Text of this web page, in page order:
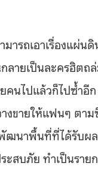
ารถเอาเรื่องแผ่นดิ
ลายเป็นละครฮิตถ
คนไปแล้วก็ไปซ้ำอีก
งขายให้แฟนๆ ตา
พัฒนาพื้นที่ที่ได้รับผ
สบภัย ทำเป็นราย